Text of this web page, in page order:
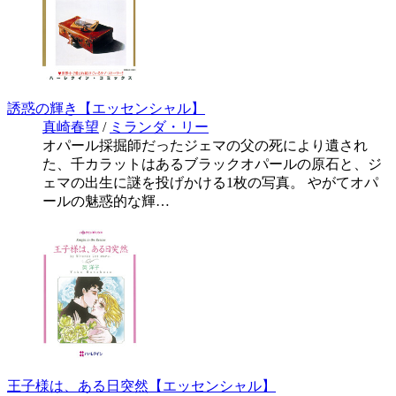
誘惑の輝き【エッセンシャル】
真崎春望 / ミランダ・リー
オパール採掘師だったジェマの父の死により遺され
た、千カラットはあるブラックオパールの原石と、ジ
ェマの出生に謎を投げかける1枚の写真。 やがてオパ
ールの魅惑的な輝…
王子様は、ある日突然【エッセンシャル】